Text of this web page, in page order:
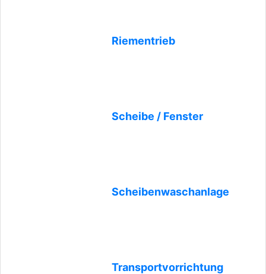
Riementrieb
Scheibe / Fenster
Scheibenwaschanlage
Transportvorrichtung